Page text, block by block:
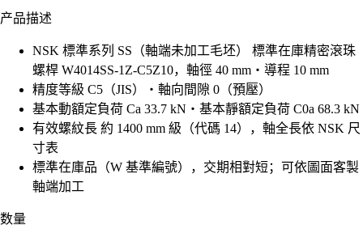
产品描述
NSK 標準系列 SS（軸端未加工毛坯） 標準在庫精密滾珠
螺桿 W4014SS-1Z-C5Z10，軸徑 40 mm・導程 10 mm
精度等級 C5（JIS）・軸向間隙 0（預壓）
基本動額定負荷 Ca 33.7 kN・基本靜額定負荷 C0a 68.3 kN
有效螺紋長 約 1400 mm 級（代碼 14），軸全長依 NSK 尺
寸表
標準在庫品（W 基準編號），交期相對短；可依圖面客製
軸端加工
数量